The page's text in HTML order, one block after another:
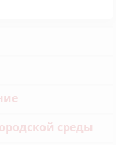
среды